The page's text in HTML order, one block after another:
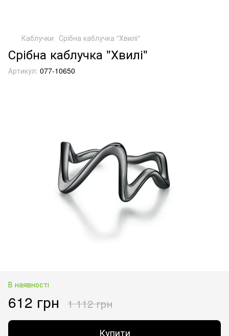
Каблучки Срібна каблучка "Хвилі"
Срібна каблучка "Хвилі"
Артикул: 077-10650
В наявності
612 грн 1 112 грн
Купити